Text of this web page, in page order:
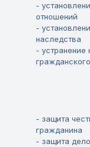
-
отношений
-
наследства
- устранение
- защита
гражданина
- защита